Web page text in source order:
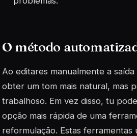
O método
Ao editares manualmente a
obter um tom mais natural, mas
trabalhoso. Em vez disso, tu
opção mais rápida de uma
reformulação. Estas ferramentas